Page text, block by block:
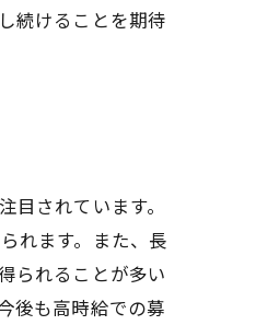
続けることを期待
されています。
れます。また、長
られることが多い
後も高時給での募